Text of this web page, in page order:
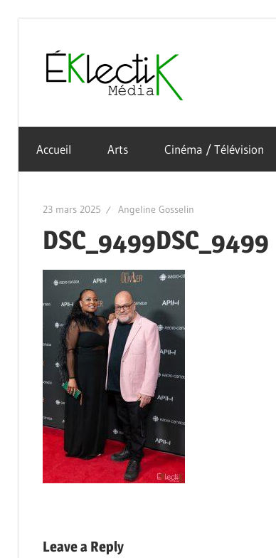
content
Média
culture
sous
toutes
formes
Accueil Arts Cinéma / Télévision
23 mars 2025 Angeline Gosselin
DSC_9499DSC_9499
Leave a Reply